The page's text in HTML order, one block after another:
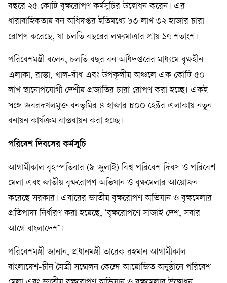
বছরে ২৫ কোটি বৃক্ষরোপণ কর্মসূচির উদ্বোধন করেন। এর
ধারাবাহিকতায় বন অধিদপ্তর ইতিমধ্যে ৮৩ লাখ ৩২ হাজার চারা
রোপণ করেছে, যা চলতি বছরের লক্ষ্যমাত্রার প্রায় ১৭ শতাংশ।
পরিবেশমন্ত্রী বলেন, চলতি বছর বন অধিদপ্তরের মাধ্যমে বৃক্ষহীন
এলাকা, রাস্তা, খাল-বাঁধ এবং উপকূলীয় অঞ্চলে এক কোটি ৫০
লাখ স্থানোপযোগী দেশীয় প্রজাতির চারা রোপণ করা হচ্ছে। একই
সঙ্গে জবরদখলমুক্ত বনভূমির ৪ হাজার ৮০০ হেক্টর এলাকায় নতুন
বনায়ন কার্যক্রম বাস্তবায়ন করা হচ্ছে।
পরিবেশ দিবসের কর্মসূচি
আগামীকাল বৃহস্পতিবার (৯ জুলাই) বিশ্ব পরিবেশ দিবস ও পরিবেশ
মেলা এবং জাতীয় বৃক্ষরোপণ অভিযান ও বৃক্ষমেলার আয়োজন
করেছে সরকার। এবারের জাতীয় বৃক্ষরোপণ অভিযান ও বৃক্ষমেলার
প্রতিপাদ্য নির্ধারণ করা হয়েছে, ‘বৃক্ষরোপণে সাজাই দেশ, সবার
আগে বাংলাদেশ’।
পরিবেশমন্ত্রী জানান, প্রধানমন্ত্রী তারেক রহমান আগামীকাল
বাংলাদেশ-চীন মৈত্রী সম্মেলন কেন্দ্রে আয়োজিত অনুষ্ঠানে পরিবেশ